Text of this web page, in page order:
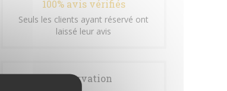
100% avis vérifiés
Seuls les clients ayant réservé ont
laissé leur avis
Réservation